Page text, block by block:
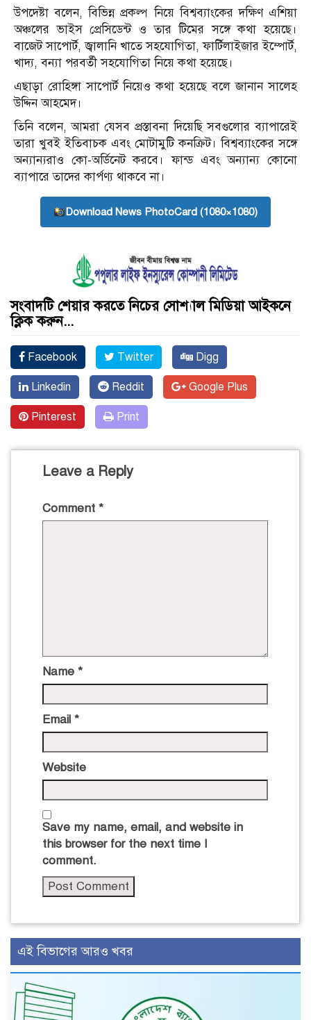
উপদেষ্টা বলেন, বিভিন্ন প্রকল্প নিয়ে বিশ্বব্যাংকের দক্ষিণ এশিয়া
অঞ্চলের ভাইস প্রেসিডেন্ট ও তার টিমের সঙ্গে কথা হয়েছে।
বাজেট সাপোর্ট, জ্বালানি খাতে সহযোগিতা, ফার্টিলাইজার ইম্পোর্ট,
খাদ্য, বন্যা পরবর্তী সহযোগিতা নিয়ে কথা হয়েছে।
এছাড়া রোহিঙ্গা সাপোর্ট নিয়েও কথা হয়েছে বলে জানান সালেহ
উদ্দিন আহমেদ।
তিনি বলেন, আমরা যেসব প্রস্তাবনা দিয়েছি সবগুলোর ব্যাপারেই
তারা খুবই ইতিবাচক এবং মোটামুটি কনক্রিট। বিশ্বব্যাংকের সঙ্গে
অন্যান্যরাও কো-অর্ডিনেট করবে। ফান্ড এবং অন্যান্য কোনো
ব্যাপারে তাদের কার্পণ্য থাকবে না।
Download News PhotoCard (1080×1080)
সংবাদটি শেয়ার করতে নিচের সোশ্যাল মিডিয়া আইকনে
ক্লিক করুন...
Facebook Twitter Digg
Linkedin Reddit Google Plus
Pinterest Print
Leave a Reply
Comment *
Name *
Email *
Website
Save my name, email, and website in
this browser for the next time I
comment.
এই বিভাগের আরও খবর